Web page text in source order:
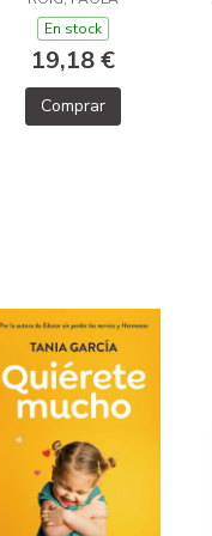
En stock
19,18 €
Comprar